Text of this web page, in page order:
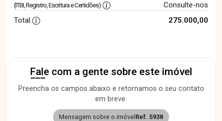
(ITBI, Registro, Escritura e Certidões)
Consulte-nos
Total
275.000,00
Fale com a gente sobre este imóvel
Preencha os campos abaixo e retornamos o seu contato
em breve.
Mensagem sobre o imóvel Ref. 5938